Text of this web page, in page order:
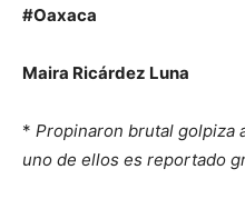
#Oaxaca
Maira Ricárdez Luna
* Propinaron brutal golpiza
uno de ellos es reportado